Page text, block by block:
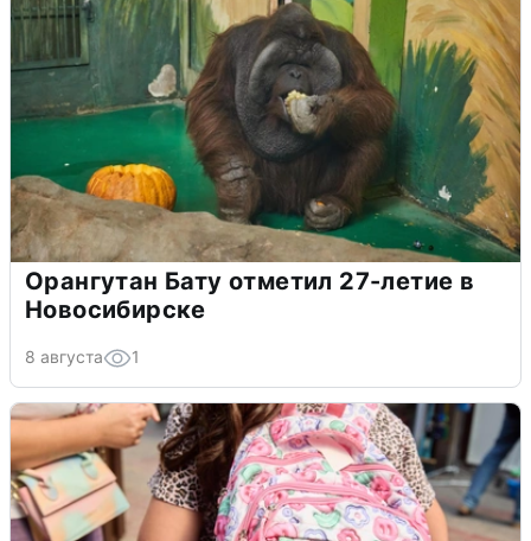
Орангутан Бату отметил 27-летие в
Новосибирске
8 августа 1